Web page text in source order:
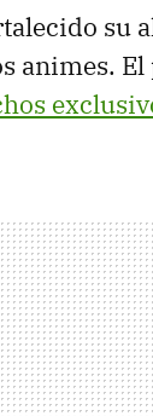
su
animes.